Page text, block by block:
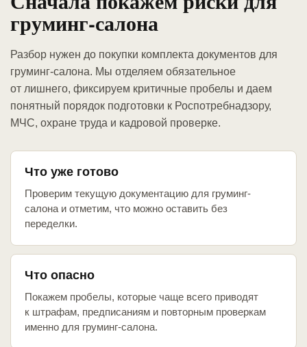
груминг-салона
Разбор нужен до покупки комплекта документов для
груминг-салона. Мы отделяем обязательное
от лишнего, фиксируем критичные пробелы и даем
понятный порядок подготовки к Роспотребнадзору,
МЧС, охране труда и кадровой проверке.
Что уже готово
Проверим текущую документацию для груминг-
салона и отметим, что можно оставить без
переделки.
Что опасно
Покажем пробелы, которые чаще всего приводят
к штрафам, предписаниям и повторным проверкам
именно для груминг-салона.